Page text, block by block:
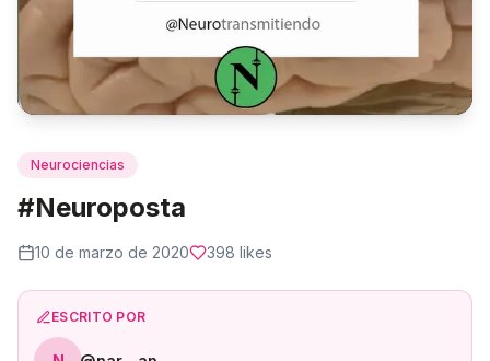
Neurociencias
#Neuroposta
10 de marzo de 2020 398 likes
ESCRITO POR